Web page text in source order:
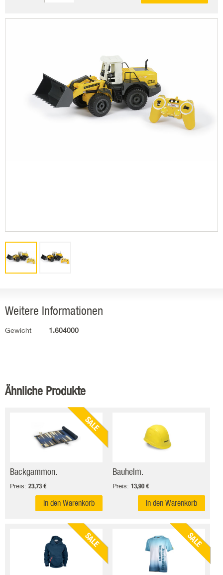
Weitere Informationen
Gewicht 1.604000
Ähnliche Produkte
SALE
Backgammon.
Preis: 23,73 €
In den Warenkorb
Bauhelm.
Preis: 13,90 €
In den Warenkorb
SALE SALE